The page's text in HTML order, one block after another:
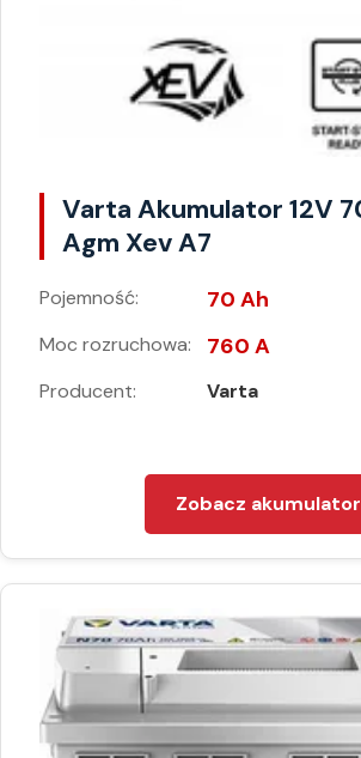
Varta Akumulator 12V
Agm Xev A7
Pojemność: 70 Ah
Moc rozruchowa: 760 A
Producent: Varta
Zobacz akumulator